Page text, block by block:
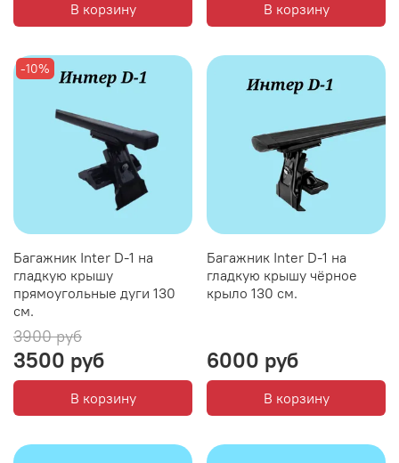
В корзину В корзину
-10%
Багажник Inter D-1 на
гладкую крышу
прямоугольные дуги 130
см.
3900 руб
3500 руб
В корзину
Багажник Inter D-1 на
гладкую крышу чёрное
крыло 130 см.
6000 руб
В корзину